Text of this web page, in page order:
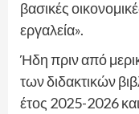
βασικές
εργαλεία».
Ήδη πριν από
των διδακτικών
έτος 2025-2026